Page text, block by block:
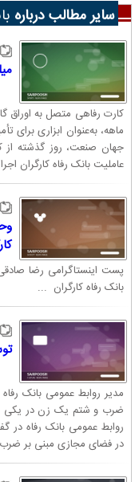
سازمان تامین اجتماعی
طریق ارائه مطلوب انواع
نماید.
این بانک با برخورداری از
در اجرای سیاست های
در بخش صادرات کالاهای
ارزشمندی را صادر
معتبر بین المللی،
که با داشتن کارگزاران
خود در عملیات بانکی بین
خصوصی سازی بانک رفاه
بانک رفاه، با هدف ارائه
ثبت رسید.
شـــورای پـــول و
و در
به ۴۰۰۰ میلیارد
مشخص شد و با افزایش
سایر مطالب درباره
ماهه، به‌عنوان ابزاری برای
جهان صنعت، روز گذشته از
عاملیت بانک رفاه کارگران
پست اینستاگرامی رضا
بانک رفاه کارگران ...
مدیر روابط عمومی بانک
ضرب و شتم یک زن در یکی
روابط عمومی بانک رفاه در
در فضای مجازی مبنی بر